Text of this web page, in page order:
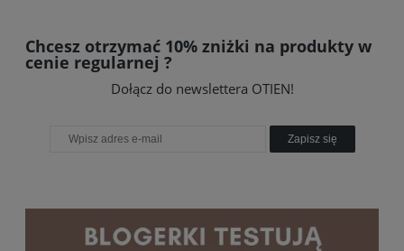
Chcesz otrzymać 10% zniżki na produkty w
cenie regularnej ?
Dołącz do newslettera OTIEN!
Zapisz się